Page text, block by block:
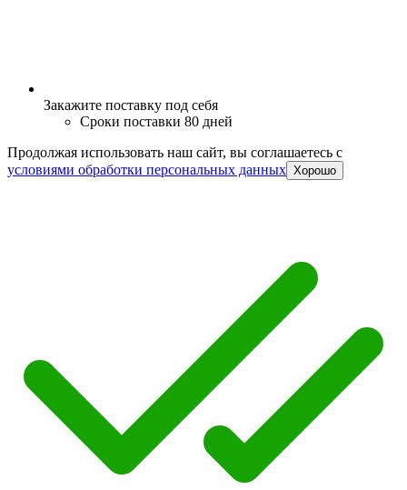
Закажите поставку под себя
Сроки поставки 80 дней
Продолжая использовать наш сайт, вы соглашаетесь c
условиями обработки персональных данных Хорошо